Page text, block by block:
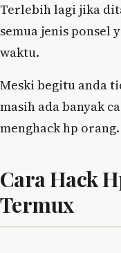
Terlebih lagi jika
semua jenis ponsel
waktu.
Meski begitu anda
masih ada banyak
menghack hp orang.
Cara Hack
Termux